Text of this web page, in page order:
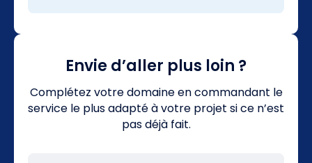
Envie d’aller plus loin ?
Complétez votre domaine en commandant le
service le plus adapté à votre projet si ce n’est
pas déjà fait.